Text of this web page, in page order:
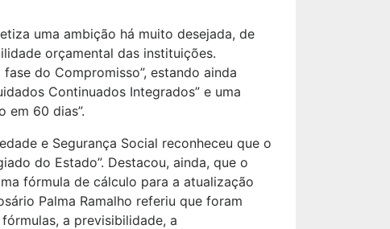
uma ambição há muito desejada, de
orçamental das instituições.
do Compromisso”, estando ainda
Continuados Integrados” e uma
em 60 dias”.
e Segurança Social reconheceu que o
do Estado”. Destacou, ainda, que o
fórmula de cálculo para a atualização
Palma Ramalho referiu que foram
a previsibilidade, a